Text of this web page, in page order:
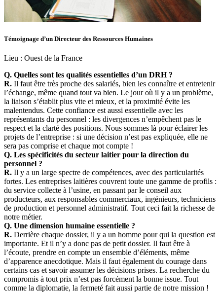
Témoignage d’un Directeur des Ressources Humaines
Lieu : Ouest de la France
Q. Quelles sont les qualités essentielles d’un DRH ?
R. Il faut être très proche des salariés, bien les connaître et entretenir
l’échange, même quand tout va bien. Le jour où il y a un problème,
la liaison s’établit plus vite et mieux, et la proximité évite les
malentendus. Cette confiance est aussi essentielle avec les
représentants du personnel : les divergences n’empêchent pas le
respect et la clarté des positions. Nous sommes là pour éclairer les
projets de l’entreprise : si une décision n’est pas expliquée, elle ne
sera pas comprise et chaque mot compte !
Q. Les spécificités du secteur laitier pour la direction du
personnel ?
R. Il y a un large spectre de compétences, avec des particularités
fortes. Les entreprises laitières couvrent toute une gamme de profils :
du service collecte à l’usine, en passant par le conseil aux
producteurs, aux responsables commerciaux, ingénieurs, techniciens
de production et personnel administratif. Tout ceci fait la richesse de
notre métier.
Q. Une dimension humaine essentielle ?
R. Derrière chaque dossier, il y a un homme pour qui la question est
importante. Et il n’y a donc pas de petit dossier. Il faut être à
l’écoute, prendre en compte un ensemble d’éléments, même
d’apparence anecdotique. Mais il faut également du courage dans
certains cas et savoir assumer les décisions prises. La recherche du
compromis à tout prix n’est pas forcément la bonne issue. Tout
comme la diplomatie, la fermeté fait aussi partie de notre mission !